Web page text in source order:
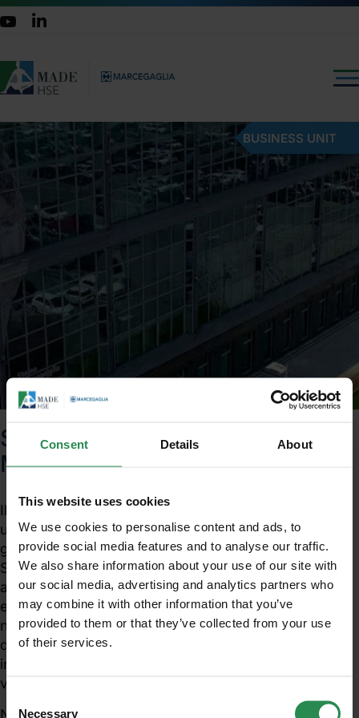
Consent Details About
This website uses cookies
We use cookies to personalise content and ads, to
provide social media features and to analyse our traffic.
We also share information about your use of our site with
our social media, advertising and analytics partners who
may combine it with other information that you’ve
provided to them or that they’ve collected from your use
of their services.
Necessary
BUSINESS UNIT
SISTRI: Nota ufficiale del
Ministero dell'Ambiente
Il ministero dell'Ambiente, ha pubblicato sul sito
ufficiale una nota nella quale ribadisce che dal 1
giugno 2011 sarà pienamente operativo il sistema
SISTRI. Nella nota si sottolinea altresì che sono
ancora molti i veicoli di trasporto che non hanno
effettuato l’installazione delle black box e che il
numero delle installazioni che vengono effettuate
dalle officine autorizzate è ancora assolutamente
insufficiente a far sì che alla data del 1 giugno tutti i
veicoli abbiano l’apparecchiatura installata.
Nella nota si riassumono le conseguenze della
Unisciti al mondo MadeHSE
obblighi, modifiche, prescrizioni in ambito tecnico